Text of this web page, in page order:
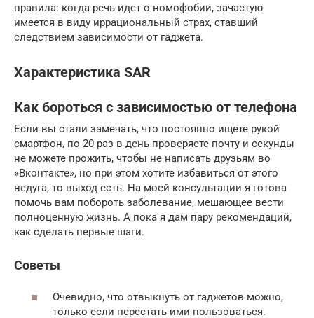
правила: когда речь идет о номофобии, зачастую
имеется в виду иррациональный страх, ставший
следствием зависимости от гаджета.
Характеристика SAR
Как бороться с зависимостью от телефона
Если вы стали замечать, что постоянно ищете рукой
смартфон, по 20 раз в день проверяете почту и секунды
не можете прожить, чтобы не написать друзьям во
«Вконтакте», но при этом хотите избавиться от этого
недуга, то выход есть. На моей консультации я готова
помочь вам побороть заболевание, мешающее вести
полноценную жизнь. А пока я дам пару рекомендаций,
как сделать первые шаги.
Советы
Очевидно, что отвыкнуть от гаджетов можно,
только если перестать ими пользоваться.